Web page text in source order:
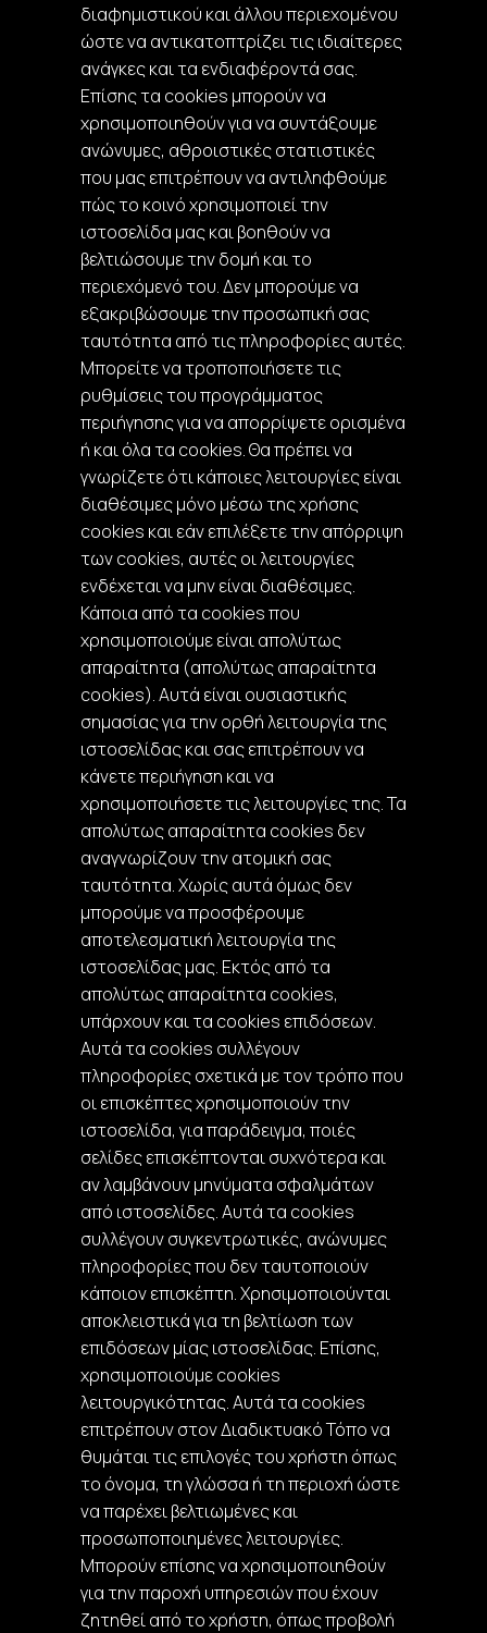
διαφημιστικού και άλλου περιεχομένου
ώστε να αντικατοπτρίζει τις ιδιαίτερες
ανάγκες και τα ενδιαφέροντά σας.
Επίσης τα cookies μπορούν να
χρησιμοποιηθούν για να συντάξουμε
ανώνυμες, αθροιστικές στατιστικές
που μας επιτρέπουν να αντιληφθούμε
πώς το κοινό χρησιμοποιεί την
ιστοσελίδα μας και βοηθούν να
βελτιώσουμε την δομή και το
περιεχόμενό του. Δεν μπορούμε να
εξακριβώσουμε την προσωπική σας
ταυτότητα από τις πληροφορίες αυτές.
Μπορείτε να τροποποιήσετε τις
ρυθμίσεις του προγράμματος
περιήγησης για να απορρίψετε ορισμένα
ή και όλα τα cookies. Θα πρέπει να
γνωρίζετε ότι κάποιες λειτουργίες είναι
διαθέσιμες μόνο μέσω της χρήσης
cookies και εάν επιλέξετε την απόρριψη
των cookies, αυτές οι λειτουργίες
ενδέχεται να μην είναι διαθέσιμες.
Κάποια από τα cookies που
χρησιμοποιούμε είναι απολύτως
απαραίτητα (απολύτως απαραίτητα
cookies). Αυτά είναι ουσιαστικής
σημασίας για την ορθή λειτουργία της
ιστοσελίδας και σας επιτρέπουν να
κάνετε περιήγηση και να
χρησιμοποιήσετε τις λειτουργίες της. Τα
απολύτως απαραίτητα cookies δεν
αναγνωρίζουν την ατομική σας
ταυτότητα. Χωρίς αυτά όμως δεν
μπορούμε να προσφέρουμε
αποτελεσματική λειτουργία της
ιστοσελίδας μας. Εκτός από τα
απολύτως απαραίτητα cookies,
υπάρχουν και τα cookies επιδόσεων.
Αυτά τα cookies συλλέγουν
πληροφορίες σχετικά με τον τρόπο που
οι επισκέπτες χρησιμοποιούν την
ιστοσελίδα, για παράδειγμα, ποιές
σελίδες επισκέπτονται συχνότερα και
αν λαμβάνουν μηνύματα σφαλμάτων
από ιστοσελίδες. Αυτά τα cookies
συλλέγουν συγκεντρωτικές, ανώνυμες
πληροφορίες που δεν ταυτοποιούν
κάποιον επισκέπτη. Χρησιμοποιούνται
αποκλειστικά για τη βελτίωση των
επιδόσεων μίας ιστοσελίδας. Επίσης,
χρησιμοποιούμε cookies
λειτουργικότητας. Αυτά τα cookies
επιτρέπουν στον Διαδικτυακό Τόπο να
θυμάται τις επιλογές του χρήστη όπως
το όνομα, τη γλώσσα ή τη περιοχή ώστε
να παρέχει βελτιωμένες και
προσωποποιημένες λειτουργίες.
Μπορούν επίσης να χρησιμοποιηθούν
για την παροχή υπηρεσιών που έχουν
ζητηθεί από το χρήστη, όπως προβολή